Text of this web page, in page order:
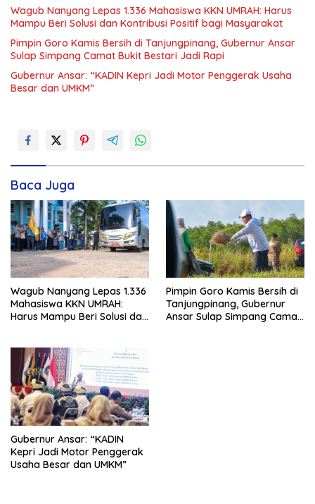
Wagub Nanyang Lepas 1.336 Mahasiswa KKN UMRAH: Harus
Mampu Beri Solusi dan Kontribusi Positif bagi Masyarakat
Pimpin Goro Kamis Bersih di Tanjungpinang, Gubernur Ansar
Sulap Simpang Camat Bukit Bestari Jadi Rapi
Gubernur Ansar: “KADIN Kepri Jadi Motor Penggerak Usaha
Besar dan UMKM”
Baca Juga
Wagub Nanyang Lepas 1.336
Mahasiswa KKN UMRAH:
Harus Mampu Beri Solusi dan
Pimpin Goro Kamis Bersih di
Tanjungpinang, Gubernur
Ansar Sulap Simpang Camat
Gubernur Ansar: “KADIN
Kepri Jadi Motor Penggerak
Usaha Besar dan UMKM”